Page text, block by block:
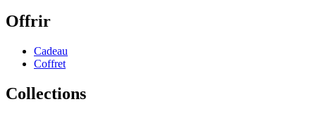
Offrir
Cadeau
Coffret
Collections